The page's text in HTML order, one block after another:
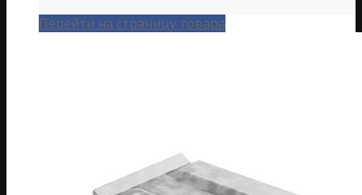
Перейти на страницу товара